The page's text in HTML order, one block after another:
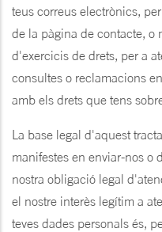
teus correus electrònics,
de la pàgina de contacte, o
d'exercicis de drets, per a
consultes o reclamacions
amb els drets que tens
La base legal d'aquest
manifestes en enviar-nos o
nostra obligació legal
el nostre interès legítim a
teves dades personals és,